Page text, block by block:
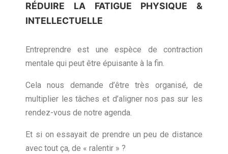
RÉDUIRE LA FATIGUE PHYSIQUE &
INTELLECTUELLE
Entreprendre est une espèce de contraction
mentale qui peut être épuisante à la fin.
Cela nous demande d’être très organisé, de
multiplier les tâches et d’aligner nos pas sur les
rendez-vous de notre agenda.
Et si on essayait de prendre un peu de distance
avec tout ça, de « ralentir » ?